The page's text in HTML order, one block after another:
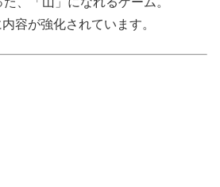
容が強化されています。